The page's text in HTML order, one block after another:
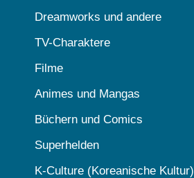
Dreamworks und andere
TV-Charaktere
Filme
Animes und Mangas
Büchern und Comics
Superhelden
K-Culture (Koreanische Kultur)